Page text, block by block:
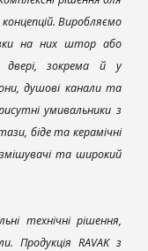
концепцій. Виробляємо
на них штор або
зокрема й у
душові канали та
умивальники з
біде та керамічні
та широкий
технічні рішення,
Продукція RAVAK з